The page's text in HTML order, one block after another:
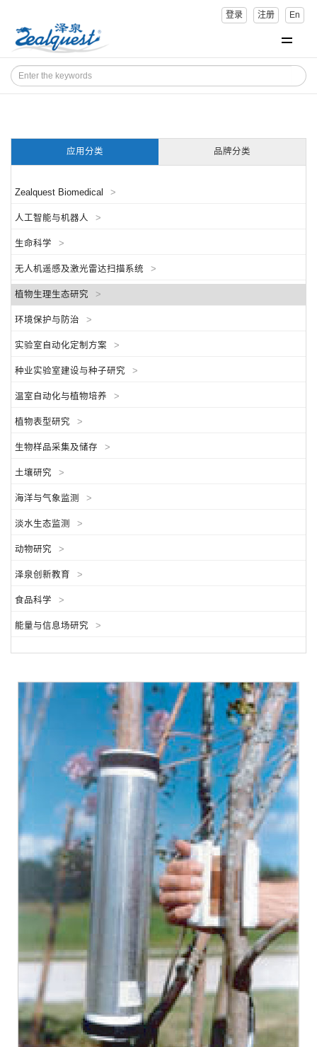
登录 注册 En
应用分类 品牌分类
Zealquest Biomedical >
人工智能与机器人 >
生命科学 >
无人机遥感及激光雷达扫描系统 >
植物生理生态研究 >
环境保护与防治 >
实验室自动化定制方案 >
种业实验室建设与种子研究 >
温室自动化与植物培养 >
植物表型研究 >
生物样品采集及储存 >
土壤研究 >
海洋与气象监测 >
淡水生态监测 >
动物研究 >
泽泉创新教育 >
食品科学 >
能量与信息场研究 >